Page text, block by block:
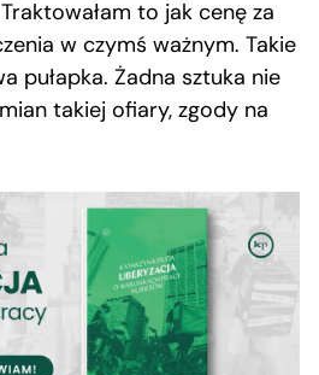
to jak cenę za
w czymś ważnym. Takie
pułapka. Żadna sztuka nie
takiej ofiary, zgody na